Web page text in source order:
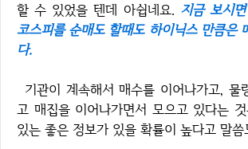
할 수 있었을 텐데 아쉽네요. 지금 보시
코스피를 순매도 할때도 하이닉스 만큼은
다.
기관이 계속해서 매수를 이어나가고, 물량을 별로 팔지 않
고 매집을 이어나가면서 모으고 있다는
있는 좋은 정보가 있을 확률이 높다고 말씀